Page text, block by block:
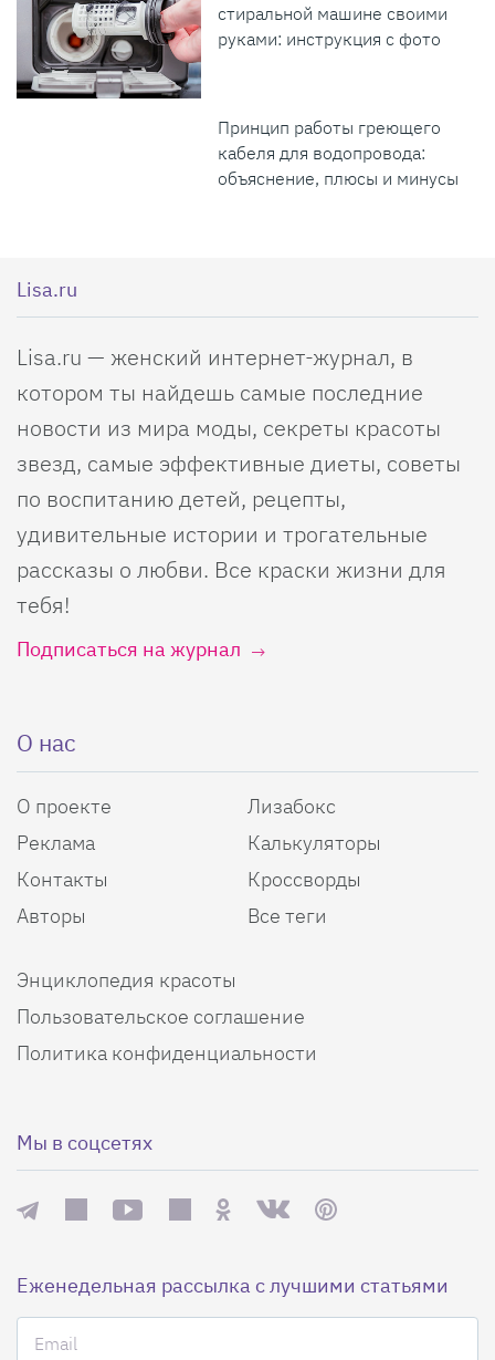
стиральной машине своими
руками: инструкция с фото
Принцип работы греющего
кабеля для водопровода:
объяснение, плюсы и минусы
Lisa.ru
Lisa.ru — женский интернет-журнал, в
котором ты найдешь самые последние
новости из мира моды, секреты красоты
звезд, самые эффективные диеты, советы
по воспитанию детей, рецепты,
удивительные истории и трогательные
рассказы о любви. Все краски жизни для
тебя!
Подписаться на журнал
О нас
О проекте
Реклама
Контакты
Авторы
Лизабокс
Калькуляторы
Кроссворды
Все теги
Энциклопедия красоты
Пользовательское соглашение
Политика конфиденциальности
Мы в соцсетях
Еженедельная рассылка с лучшими статьями